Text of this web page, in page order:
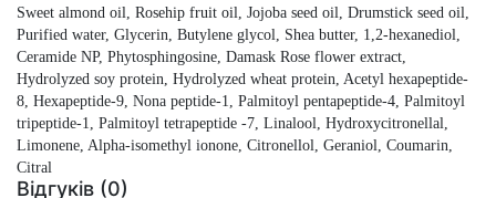
Sweet almond oil, Rosehip fruit oil, Jojoba seed oil, Drumstick seed oil,
Purified water, Glycerin, Butylene glycol, Shea butter, 1,2-hexanediol,
Ceramide NP, Phytosphingosine, Damask Rose flower extract,
Hydrolyzed soy protein, Hydrolyzed wheat protein, Acetyl hexapeptide-
8, Hexapeptide-9, Nona peptide-1, Palmitoyl pentapeptide-4, Palmitoyl
tripeptide-1, Palmitoyl tetrapeptide -7, Linalool, Hydroxycitronellal,
Limonene, Alpha-isomethyl ionone, Citronellol, Geraniol, Coumarin,
Citral
Відгуків (0)